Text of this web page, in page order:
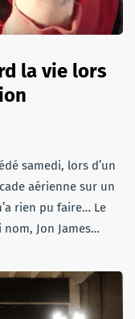
la vie lors
samedi, lors d’un
aérienne sur un
rien pu faire… Le
Jon James…